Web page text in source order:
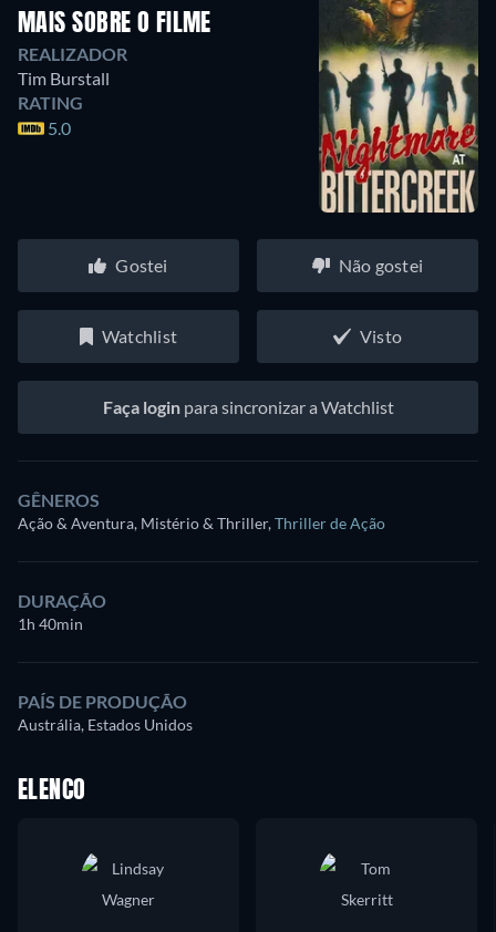
MAIS SOBRE O FILME
REALIZADOR
Tim Burstall
RATING
5.0
Gostei Não gostei
Watchlist Visto
Faça loginpara sincronizar a Watchlist
GÊNEROS
Ação & Aventura, Mistério & Thriller,Thriller de Ação
DURAÇÃO
1h 40min
PAÍS DE PRODUÇÃO
Austrália, Estados Unidos
ELENCO